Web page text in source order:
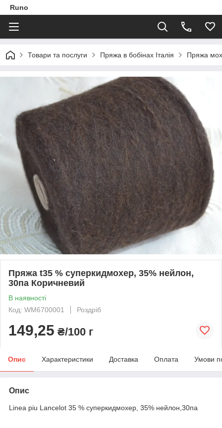
Runo
Товари та послуги Пряжа в бобінах Італія Пряжа
Пряжа t35 % суперкидмохер, 35% нейлон,
30па Коричневий
В наявності
Код: WM6700001
Роздріб
149,25 ₴/100 г
Опис Характеристики Доставка Оплата Умови
Опис
Linea piu Lancelot 35 % суперкидмохер, 35% нейлон,30па